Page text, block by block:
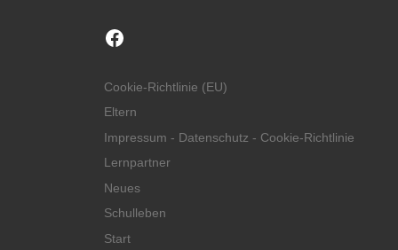
Facebook
Cookie-Richtlinie (EU)
Eltern
Impressum - Datenschutz - Cookie-Richtlinie
Lernpartner
Neues
Schulleben
Start